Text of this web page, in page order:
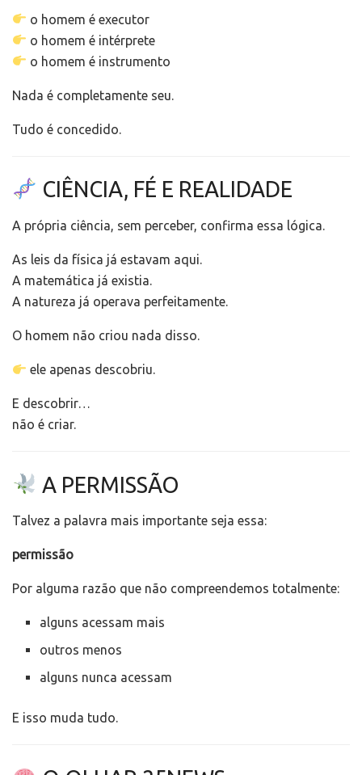
o homem é executor
o homem é intérprete
o homem é instrumento
Nada é completamente seu.
Tudo é concedido.
CIÊNCIA, FÉ E REALIDADE
A própria ciência, sem perceber, confirma essa lógica.
As leis da física já estavam aqui.
A matemática já existia.
A natureza já operava perfeitamente.
O homem não criou nada disso.
ele apenas descobriu.
E descobrir…
não é criar.
A PERMISSÃO
Talvez a palavra mais importante seja essa:
permissão
Por alguma razão que não compreendemos totalmente:
alguns acessam mais
outros menos
alguns nunca acessam
E isso muda tudo.